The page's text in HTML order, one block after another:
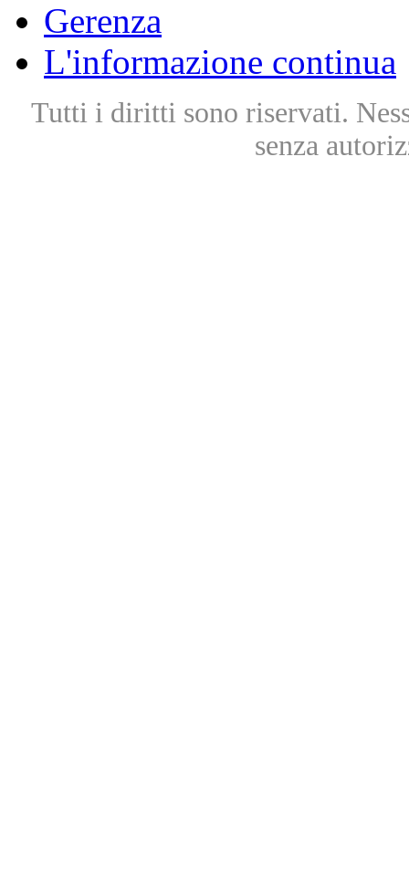
Gerenza
L'informazione continua
Tutti i diritti sono riservati.
senza